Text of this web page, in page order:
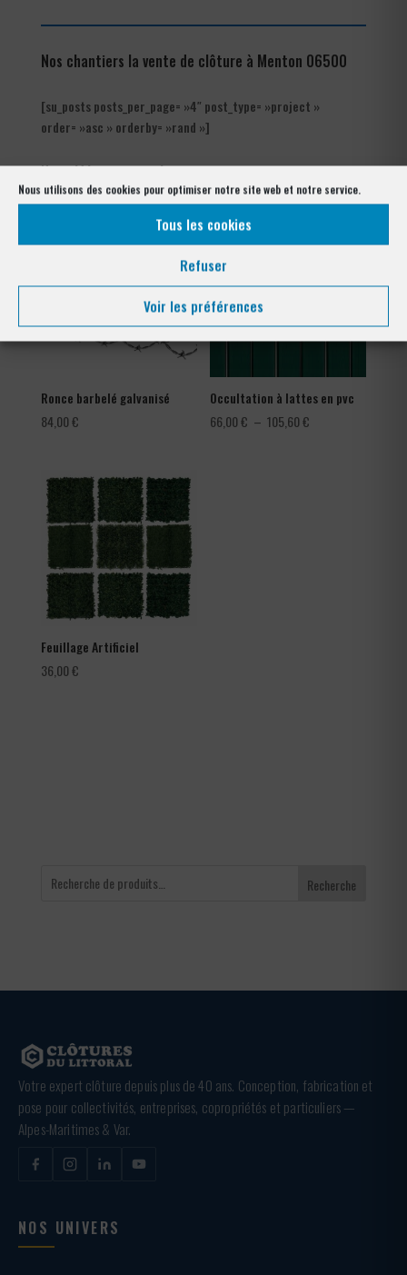
Nous utilisons des cookies pour optimiser notre site web et notre service.
Tous les cookies
Refuser
Voir les préférences
Nos chantiers la vente de clôture à Menton 06500
[su_posts posts_per_page= »4″ post_type= »project »
order= »asc » orderby= »rand »]
Nos références posés
à Menton 06500
Ronce barbelé galvanisé
84,00€
Occultation à lattes en pvc
66,00€ – 105,60€
Feuillage Artificiel
36,00€
Recherche
Votre expert clôture depuis plus de 40 ans. Conception, fabrication et
pose pour collectivités, entreprises, copropriétés et particuliers —
Alpes-Maritimes & Var.
NOS UNIVERS